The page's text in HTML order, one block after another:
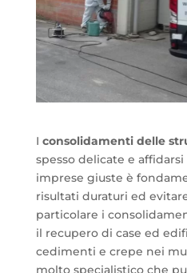
I consolidamenti delle
spesso delicate e affidarsi
imprese giuste è
risultati duraturi ed
particolare i
il recupero di case ed
cedimenti e crepe nei
molto specialistico che